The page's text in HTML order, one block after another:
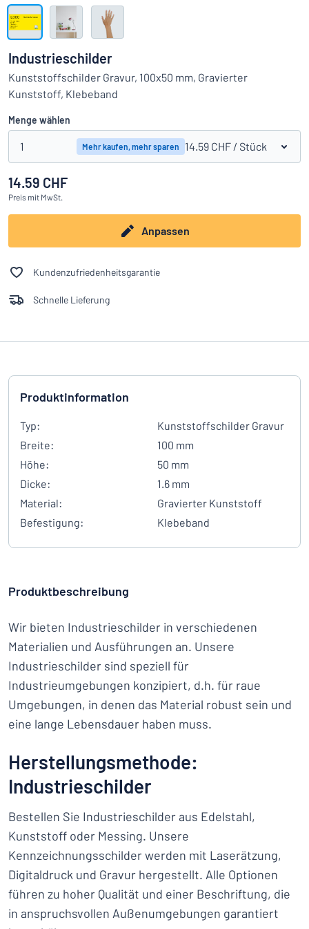
Das Gesuchte nicht gefunden? Schild hier entwerfen
Alle Kategorien anzeigen
Einloggen
Firma
Deutsch
Industrieschilder
Kunststoffschilder Gravur, 100x50 mm, Gravierter
Kunststoff, Klebeband
Menge wählen
1 Mehr kaufen, mehr sparen 14.59 CHF / Stück
14.59 CHF
Preis mit MwSt.
Anpassen
Kundenzufriedenheitsgarantie
Schnelle Lieferung
Produktinformation
Typ:
Kunststoffschilder Gravur
Breite:
100 mm
Höhe:
50 mm
Dicke:
1.6 mm
Material:
Gravierter Kunststoff
Befestigung:
Klebeband
Produktbeschreibung
Wir bieten Industrieschilder in verschiedenen
Materialien und Ausführungen an. Unsere
Industrieschilder sind speziell für
Industrieumgebungen konzipiert, d.h. für raue
Umgebungen, in denen das Material robust sein und
eine lange Lebensdauer haben muss.
Herstellungsmethode:
Industrieschilder
Bestellen Sie Industrieschilder aus Edelstahl,
Kunststoff oder Messing. Unsere
Kennzeichnungsschilder werden mit Laserätzung,
Digitaldruck und Gravur hergestellt. Alle Optionen
führen zu hoher Qualität und einer Beschriftung, die
in anspruchsvollen Außenumgebungen garantiert